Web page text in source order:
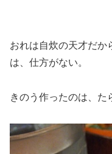
おれは自炊の天才だか
は、仕方がない。
きのう作ったのは、た